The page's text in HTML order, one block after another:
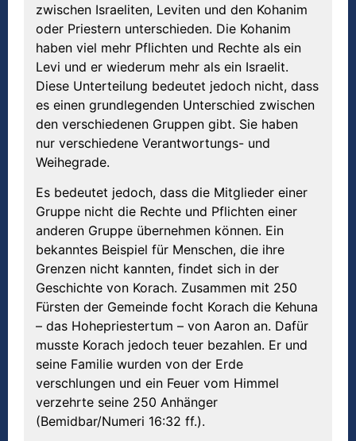
zwischen Israeliten, Leviten und den Kohanim
oder Priestern unterschieden. Die Kohanim
haben viel mehr Pflichten und Rechte als ein
Levi und er wiederum mehr als ein Israelit.
Diese Unterteilung bedeutet jedoch nicht, dass
es einen grundlegenden Unterschied zwischen
den verschiedenen Gruppen gibt. Sie haben
nur verschiedene Verantwortungs- und
Weihegrade.
Es bedeutet jedoch, dass die Mitglieder einer
Gruppe nicht die Rechte und Pflichten einer
anderen Gruppe übernehmen können. Ein
bekanntes Beispiel für Menschen, die ihre
Grenzen nicht kannten, findet sich in der
Geschichte von Korach. Zusammen mit 250
Fürsten der Gemeinde focht Korach die Kehuna
– das Hohepriestertum – von Aaron an. Dafür
musste Korach jedoch teuer bezahlen. Er und
seine Familie wurden von der Erde
verschlungen und ein Feuer vom Himmel
verzehrte seine 250 Anhänger
(Bemidbar/Numeri 16:32 ff.).